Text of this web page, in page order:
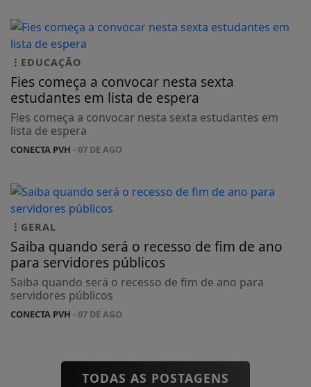
EDUCAÇÃO
Fies começa a convocar nesta sexta
estudantes em lista de espera
Fies começa a convocar nesta sexta estudantes em
lista de espera
CONECTA PVH - 07 DE AGO
GERAL
Saiba quando será o recesso de fim de ano
para servidores públicos
Saiba quando será o recesso de fim de ano para
servidores públicos
CONECTA PVH - 07 DE AGO
TODAS AS POSTAGENS